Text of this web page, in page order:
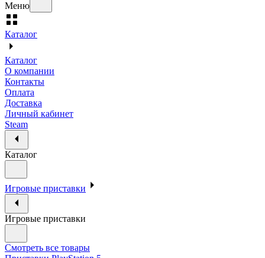
Меню
Каталог
Каталог
О компании
Контакты
Оплата
Доставка
Личный кабинет
Steam
Каталог
Игровые приставки
Игровые приставки
Смотреть все товары